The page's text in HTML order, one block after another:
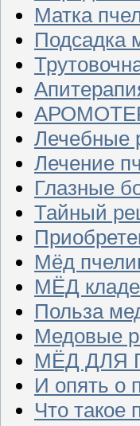
Матка
Подсадка
Лечебные
Лечение
Глазные
Тайный
Мёд
МЁД
Польза
Медовые
МЁД ДЛЯ
И опять о
Что такое